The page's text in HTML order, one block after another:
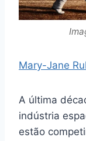
Mary-Jane
A última
indústria
estão